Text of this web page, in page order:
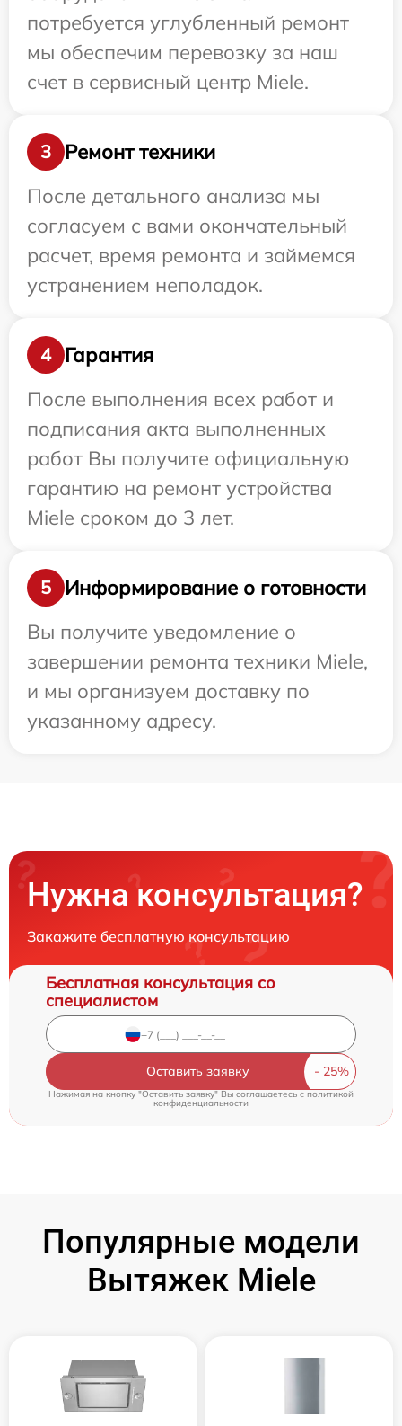
потребуется углубленный ремонт
мы обеспечим перевозку за наш
счет в сервисный центр Miele.
3
Ремонт техники
После детального анализа мы
согласуем с вами окончательный
расчет, время ремонта и займемся
устранением неполадок.
4
Гарантия
После выполнения всех работ и
подписания акта выполненных
работ Вы получите официальную
гарантию на ремонт устройства
Miele сроком до 3 лет.
5
Информирование о готовности
Вы получите уведомление о
завершении ремонта техники Miele,
и мы организуем доставку по
указанному адресу.
Нужна консультация?
Закажите бесплатную консультацию
Бесплатная консультация со
специалистом
Оставить заявку
Нажимая на кнопку "Оставить заявку" Вы соглашаетесь c политикой
конфиденциальности
Популярные модели
Вытяжек Miele